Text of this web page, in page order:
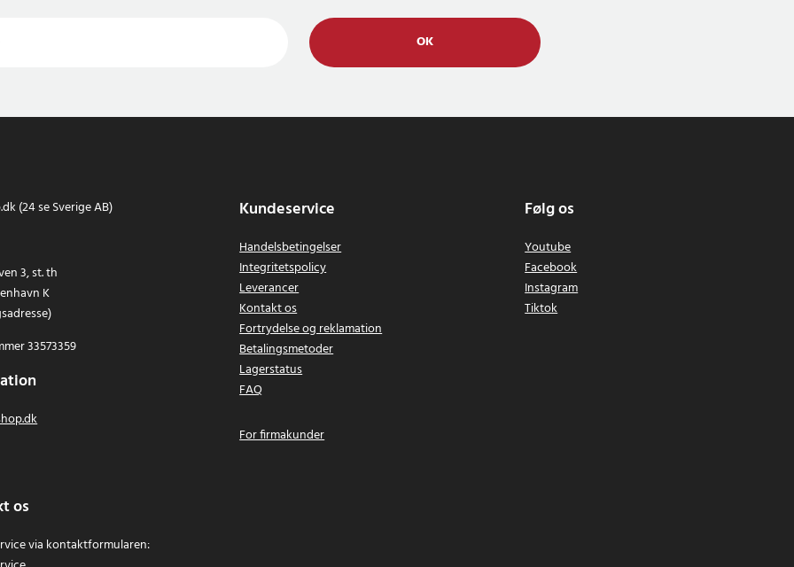
OK
(24 se Sverige AB)
3, st. th
K
33573359
os
via kontaktformularen:
Kundeservice
Handelsbetingelser
Integritetspolicy
Leverancer
Kontakt os
Fortrydelse og reklamation
Betalingsmetoder
Lagerstatus
FAQ
For firmakunder
Følg os
Youtube
Facebook
Instagram
Tiktok